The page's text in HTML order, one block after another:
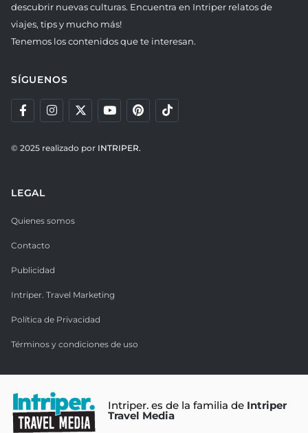
descubrir nuevas culturas. Encuentra en Intriper relatos de
viajes, tips y mucho más!
Tenemos los contenidos que te interesan.
SÍGUENOS
© 2025 realizado por INTRIPER.
LEGAL
Quienes somos
Contacto
Publicidad
Intriper. Travel Marketing
Política de Privacidad
Términos y condiciones de uso
Intriper. es de la familia de Intriper
Travel Media